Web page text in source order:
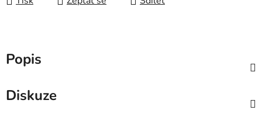
Popis
Diskuze